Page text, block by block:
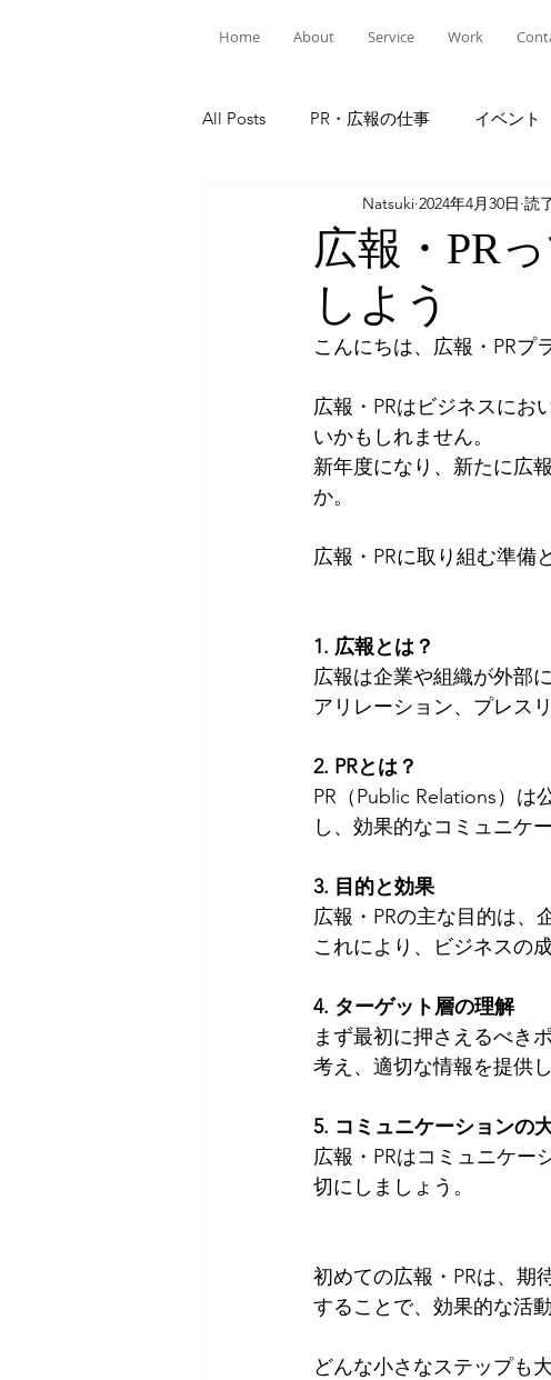
Home About Service Work
All Posts PR・広報の仕事 イベント
広報・PR
しよう
Natsuki 2024年4月30日 読
こんにちは、広報・PRプ
広報・PRはビジネスにお
いかもしれません。
新年度になり、新たに広
か。
広報・PRに取り組む準備
1. 広報とは？
広報は企業や組織が外部
アリレーション、プレス
2. PRとは？
PR（Public Relations）
し、効果的なコミュニケ
3. 目的と効果
広報・PRの主な目的は、
これにより、ビジネスの
4. ターゲット層の理解
まず最初に押さえるべき
考え、適切な情報を提供し
5. コミュニケーションの
広報・PRはコミュニケー
切にしましょう。
初めての広報・PRは、期
することで、効果的な活
どんな小さなステップも